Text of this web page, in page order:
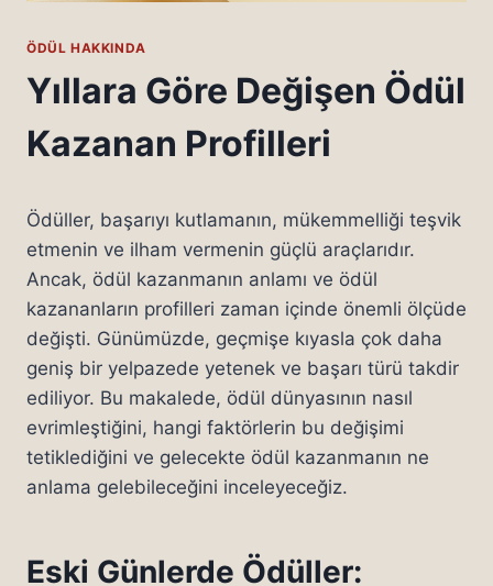
ÖDÜL HAKKINDA
Yıllara Göre Değişen Ödül
Kazanan Profilleri
Ödüller, başarıyı kutlamanın, mükemmelliği teşvik
etmenin ve ilham vermenin güçlü araçlarıdır.
Ancak, ödül kazanmanın anlamı ve ödül
kazananların profilleri zaman içinde önemli ölçüde
değişti. Günümüzde, geçmişe kıyasla çok daha
geniş bir yelpazede yetenek ve başarı türü takdir
ediliyor. Bu makalede, ödül dünyasının nasıl
evrimleştiğini, hangi faktörlerin bu değişimi
tetiklediğini ve gelecekte ödül kazanmanın ne
anlama gelebileceğini inceleyeceğiz.
Eski Günlerde Ödüller: